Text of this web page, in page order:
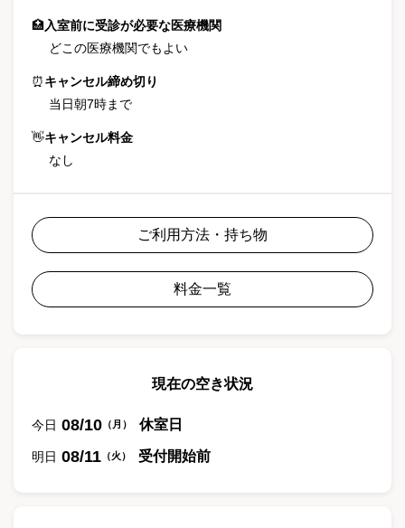
🏥入室前に受診が必要な医療機関
どこの医療機関でもよい
⏰キャンセル締め切り
当日朝7時まで
👋キャンセル料金
なし
ご利用方法・持ち物
料金一覧
現在の空き状況
今日 08/10 （ 月 ） 休室日
明日 08/11 （火） 受付開始前